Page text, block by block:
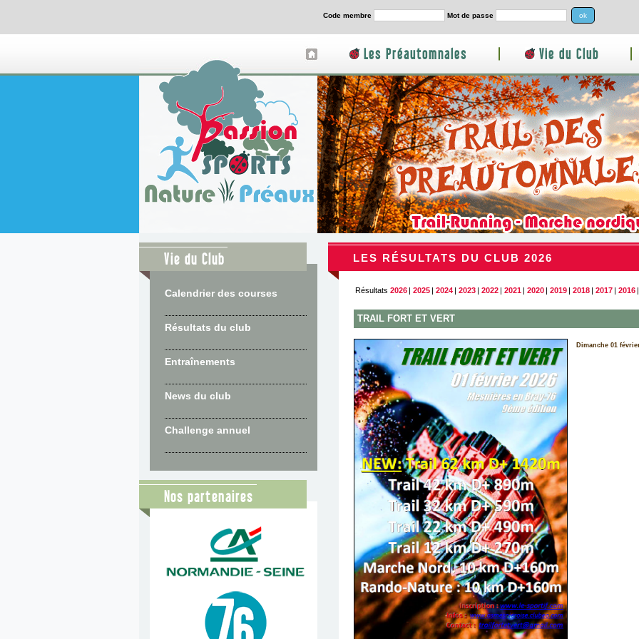
Code membre Mot de passe
Les Préautomnales Vie du Club
Vie du Club
Calendrier des courses
Résultats du club
Entraînements
News du club
Challenge annuel
Nos partenaires
LES RÉSULTATS DU CLUB 2026
Résultats 2026 | 2025 | 2024 | 2023 | 2022 | 2021 | 2020 | 2019 | 2018 | 2017 | 2016 |
TRAIL FORT ET VERT
Dimanche 01